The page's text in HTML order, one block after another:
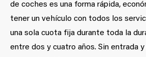
de coches es una forma rápida,
tener un vehículo con todos los
una sola cuota fija durante toda la
entre dos y cuatro años. Sin entrada